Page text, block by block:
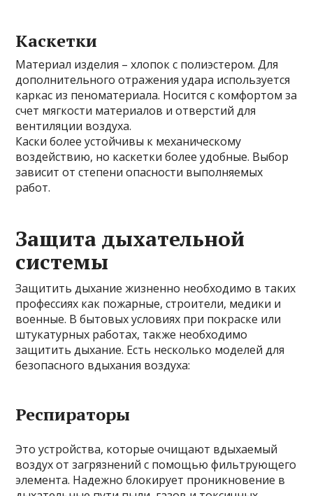
Каскетки
Материал изделия – хлопок с полиэстером. Для
дополнительного отражения удара используется
каркас из пеноматериала. Носится с комфортом за
счет мягкости материалов и отверстий для
вентиляции воздуха.
Каски более устойчивы к механическому
воздействию, но каскетки более удобные. Выбор
зависит от степени опасности выполняемых
работ.
Защита дыхательной
системы
Защитить дыхание жизненно необходимо в таких
профессиях как пожарные, строители, медики и
военные. В бытовых условиях при покраске или
штукатурных работах, также необходимо
защитить дыхание. Есть несколько моделей для
безопасного вдыхания воздуха:
Респираторы
Это устройства, которые очищают вдыхаемый
воздух от загрязнений с помощью фильтрующего
элемента. Надежно блокирует проникновение в